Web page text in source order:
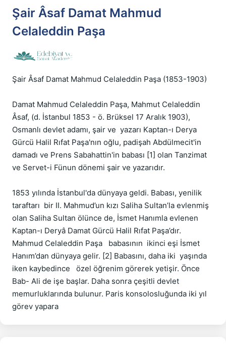
Şair Âsaf Damat Mahmud
Celaleddin Paşa
Şair Âsaf Damat Mahmud Celaleddin Paşa (1853-1903)
Damat Mahmud Celaleddin Paşa, Mahmut Celaleddin
Âsaf, (d. İstanbul 1853 - ö. Brüksel 17 Aralık 1903),
Osmanlı devlet adamı, şair ve  yazarı Kaptan-ı Derya
Gürcü Halil Rıfat Paşa'nın oğlu, padişah Abdülmecit'in
damadı ve Prens Sabahattin'in babası [1] olan Tanzimat
ve Servet-i Fünun dönemi şair ve yazarıdır.
1853 yılında İstanbul'da dünyaya geldi. Babası, yenilik
taraftarı  bir II. Mahmud’un kızı Saliha Sultan’la evlenmiş
olan Saliha Sultan ölünce de, İsmet Hanımla evlenen
Kaptan-ı Deryâ Damat Gürcü Halil Rıfat Paşa’dır.
Mahmud Celaleddin Paşa   babasının  ikinci eşi İsmet
Hanım’dan dünyaya gelir. [2] Babasını, daha iki  yaşında
iken kaybedince   özel öğrenim görerek yetişir. Önce
Bab- Ali de işe başlar. Daha sonra çeşitli devlet
memurluklarında bulunur. Paris konsolosluğunda iki yıl